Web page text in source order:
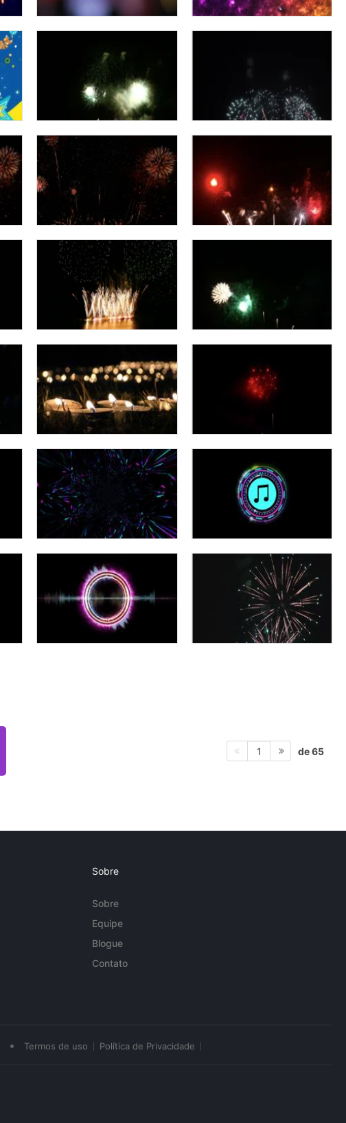
1 de 65
Sobre
Sobre
Equipe
Blogue
Contato
• Termos de uso Política de Privacidade